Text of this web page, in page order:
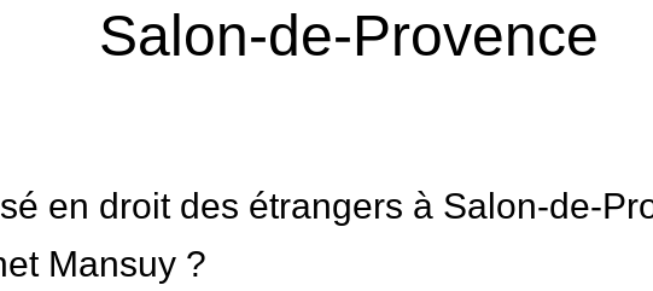
Salon-de-Provence
en droit des étrangers à Salon-de-
Mansuy ?